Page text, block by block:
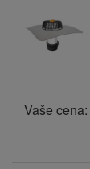
Vaše cena: